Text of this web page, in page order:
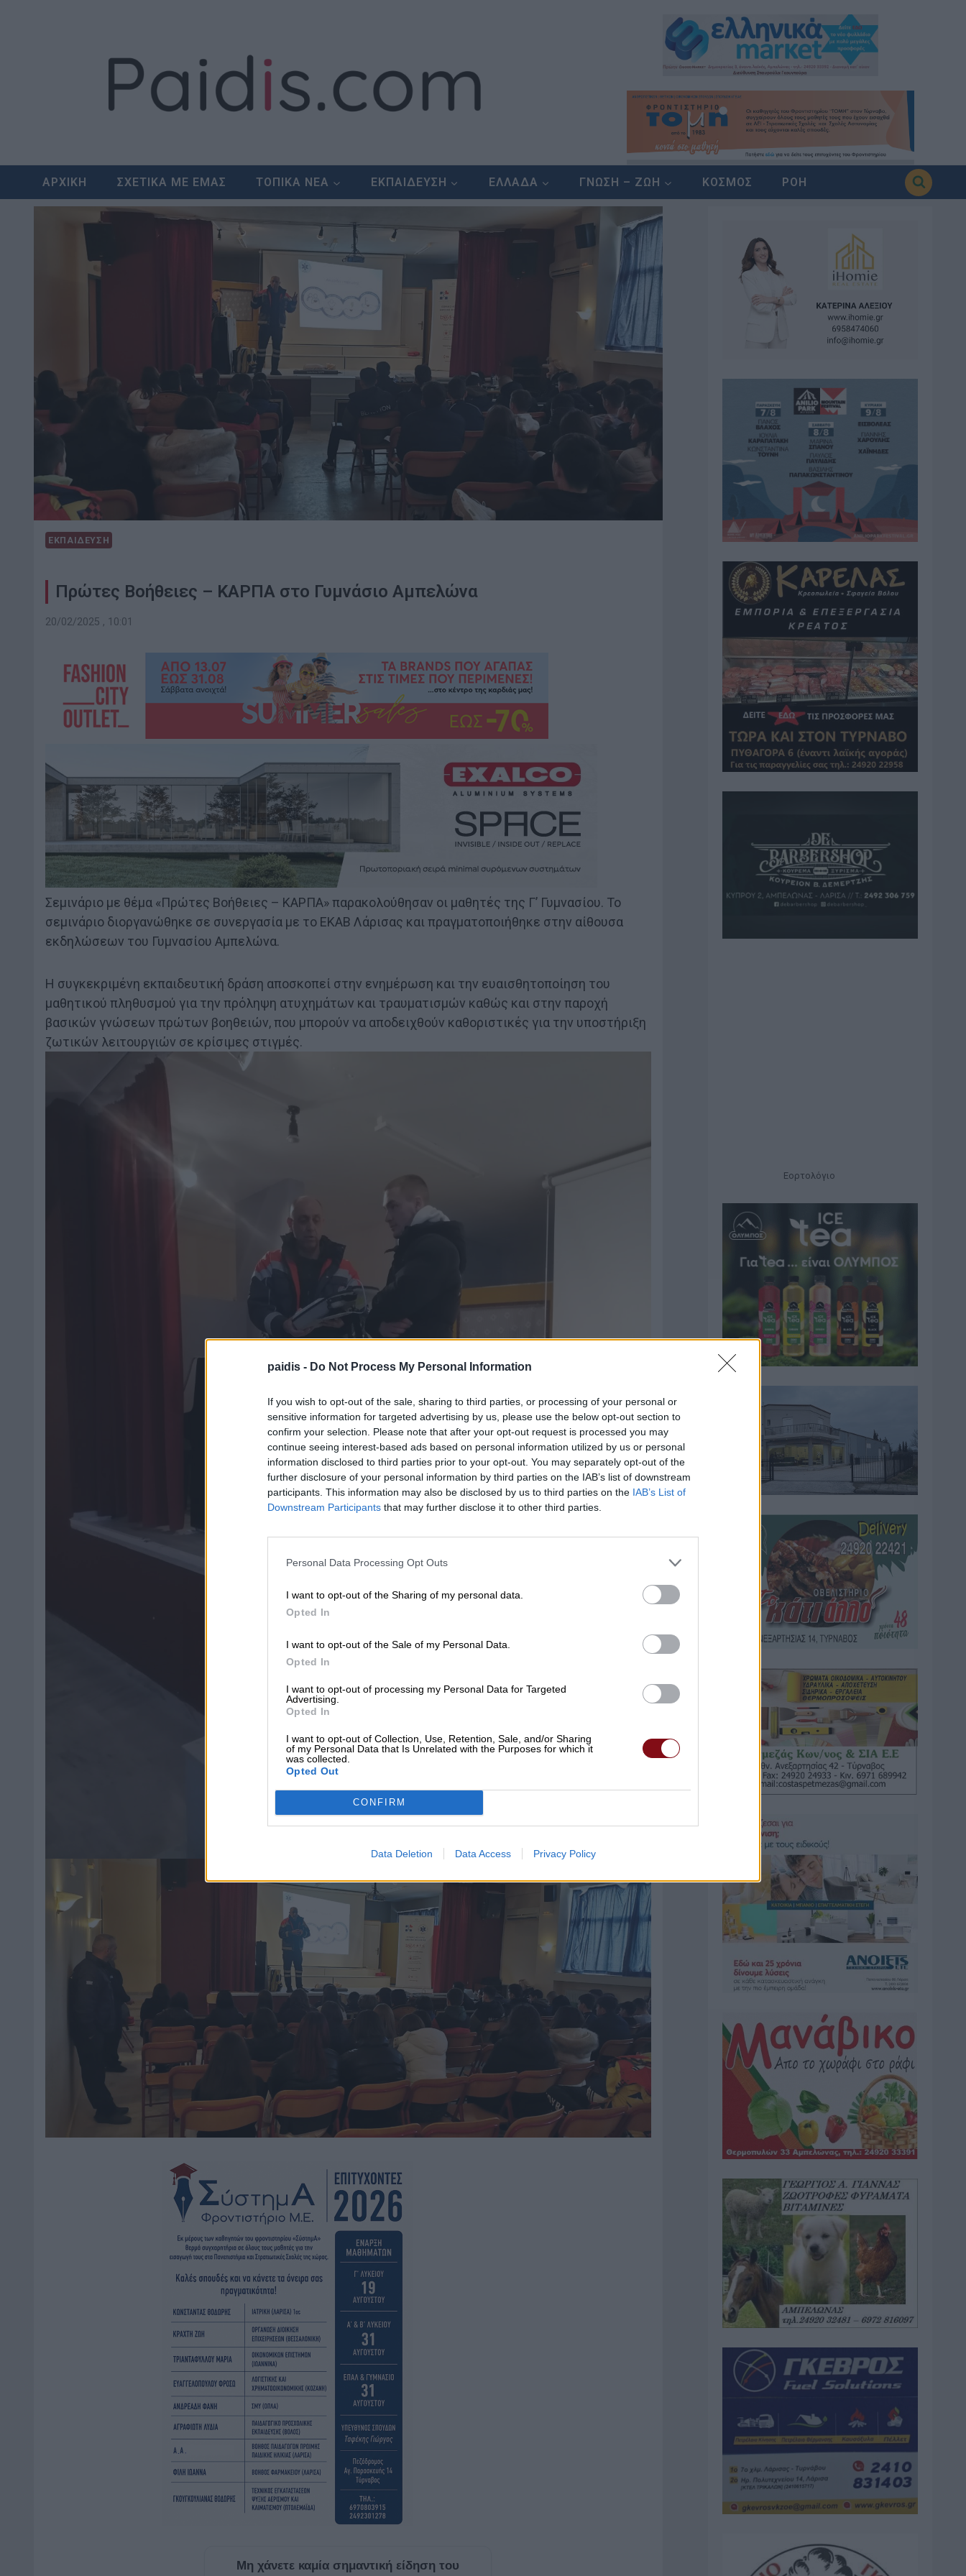
paidis - Do Not Process My Personal Information
If you wish to opt-out of the sale, sharing to third parties, or processing of your personal or
sensitive information for targeted advertising by us, please use the below opt-out section to
confirm your selection. Please note that after your opt-out request is processed you may
continue seeing interest-based ads based on personal information utilized by us or personal
information disclosed to third parties prior to your opt-out. You may separately opt-out of the
further disclosure of your personal information by third parties on the IAB’s list of downstream
participants. This information may also be disclosed by us to third parties on the IAB’s List of
Downstream Participants that may further disclose it to other third parties.
Personal Data Processing Opt Outs
I want to opt-out of the Sharing of my personal data.
Opted In
I want to opt-out of the Sale of my Personal Data.
Opted In
I want to opt-out of processing my Personal Data for Targeted
Advertising.
Opted In
I want to opt-out of Collection, Use, Retention, Sale, and/or Sharing
of my Personal Data that Is Unrelated with the Purposes for which it
was collected.
Opted Out
CONFIRM
Data Deletion Data Access Privacy Policy
ΑΡΧΙΚΗ ΣΧΕΤΙΚΑ ΜΕ ΕΜΑΣ ΤΟΠΙΚΑ ΝΕΑ ΕΚΠΑΙΔΕΥΣΗ ΕΛΛΑΔΑ ΓΝΩΣΗ – ΖΩΗ ΚΟΣΜΟΣ ΡΟΗ
ΕΚΠΑΙΔΕΥΣΗ
Πρώτες Βοήθειες – ΚΑΡΠΑ στο Γυμνάσιο Αμπελώνα
20/02/2025 , 10:01
Σεμινάριο με θέμα «Πρώτες Βοήθειες – ΚΑΡΠΑ» παρακολούθησαν οι μαθητές της Γ’ Γυμνασίου. Το
σεμινάριο διοργανώθηκε σε συνεργασία με το ΕΚΑΒ Λάρισας και πραγματοποιήθηκε στην αίθουσα
εκδηλώσεων του Γυμνασίου Αμπελώνα.
Η συγκεκριμένη εκπαιδευτική δράση αποσκοπεί στην ενημέρωση και την ευαισθητοποίηση του
μαθητικού πληθυσμού για την πρόληψη ατυχημάτων και τραυματισμών καθώς και στην παροχή
βασικών γνώσεων πρώτων βοηθειών, που μπορούν να αποδειχθούν καθοριστικές για την υποστήριξη
ζωτικών λειτουργιών σε κρίσιμες στιγμές.
Μη χάνετε καμία σημαντική είδηση του
Εορτολόγιο